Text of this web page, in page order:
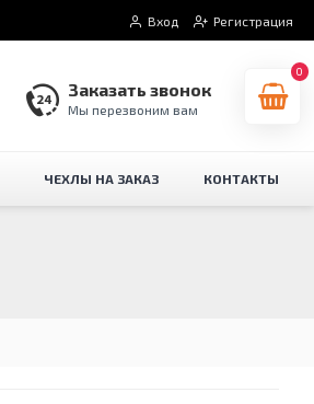
Вход Регистрация
Заказать звонок
Мы перезвоним вам
0
ЧЕХЛЫ НА ЗАКАЗ КОНТАКТЫ